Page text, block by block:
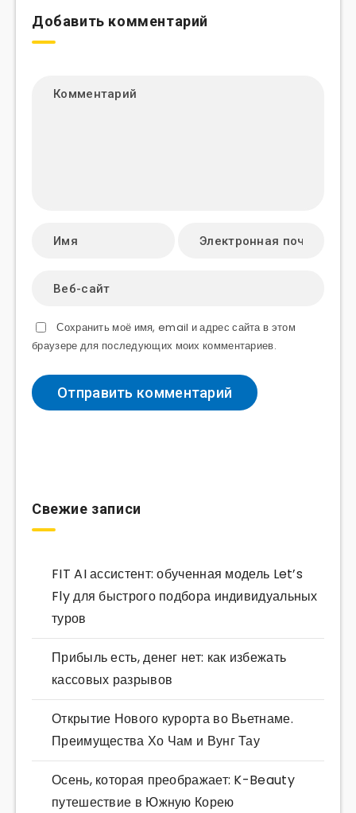
Добавить комментарий
Сохранить моё имя, email и адрес сайта в этом
браузере для последующих моих комментариев.
Свежие записи
FIT AI ассистент: обученная модель Let’s
Fly для быстрого подбора индивидуальных
туров
Прибыль есть, денег нет: как избежать
кассовых разрывов
Открытие Нового курорта во Вьетнаме.
Преимущества Хо Чам и Вунг Тау
Осень, которая преображает: K-Beauty
путешествие в Южную Корею